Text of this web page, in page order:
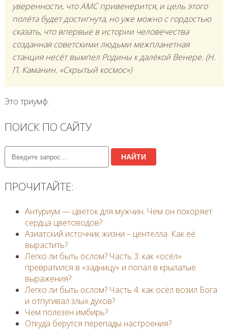
уверенности, что АМС привенерится, и цель этого
полёта будет достигнута, но уже можно с гордостью
сказать, что впервые в истории человечества
созданная советскими людьми межпланетная
станция несёт вымпел Родины к далёкой Венере. (Н.
П. Каманин. «Скрытый космос»)
Это триумф.
ПОИСК ПО САЙТУ
НАЙТИ
ПРОЧИТАЙТЕ:
Антуриум — цветок для мужчин. Чем он покоряет
сердца цветоводов?
Азиатский источник жизни – центелла. Как её
вырастить?
Легко ли быть ослом? Часть 3: как «осёл»
превратился в «задницу» и попал в крылатые
выражения?
Легко ли быть ослом? Часть 4: как осёл возил Бога
и отпугивал злых духов?
Чем полезен имбирь?
Откуда берутся перепады настроения?